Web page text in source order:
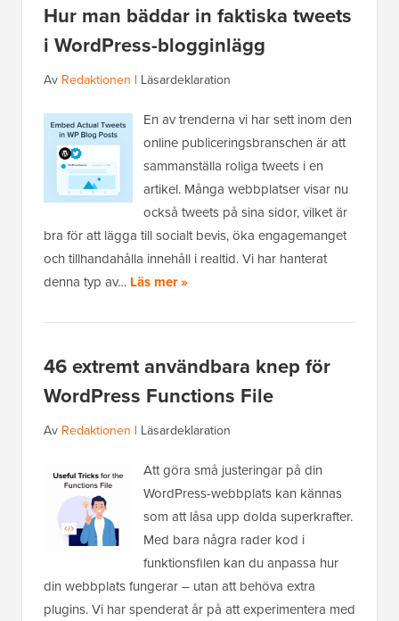
Hur man bäddar in faktiska tweets
i WordPress-blogginlägg
Av Redaktionen | Läsardeklaration
En av trenderna vi har sett inom den
online publiceringsbranschen är att
sammanställa roliga tweets i en
artikel. Många webbplatser visar nu
också tweets på sina sidor, vilket är
bra för att lägga till socialt bevis, öka engagemanget
och tillhandahålla innehåll i realtid. Vi har hanterat
denna typ av… Läs mer »
46 extremt användbara knep för
WordPress Functions File
Av Redaktionen | Läsardeklaration
Att göra små justeringar på din
WordPress-webbplats kan kännas
som att låsa upp dolda superkrafter.
Med bara några rader kod i
funktionsfilen kan du anpassa hur
din webbplats fungerar – utan att behöva extra
plugins. Vi har spenderat år på att experimentera med